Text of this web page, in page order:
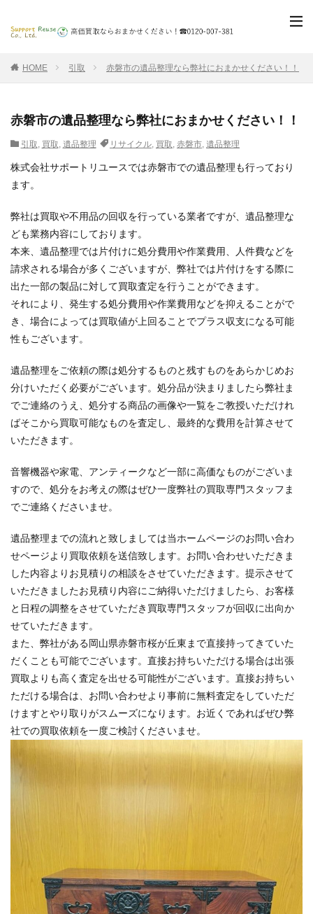
HOME 引取 赤磐市の遺品整理なら弊社におまかせください！！
赤磐市の遺品整理なら弊社におまかせください！！
引取, 買取, 遺品整理 リサイクル, 買取, 赤磐市, 遺品整理
株式会社サポートリユースでは赤磐市での遺品整理も行っており
ます。
弊社は買取や不用品の回収を行っている業者ですが、遺品整理な
ども業務内容にしております。
本来、遺品整理では片付けに処分費用や作業費用、人件費などを
請求される場合が多くございますが、弊社では片付けをする際に
出た一部の製品に対して買取査定を行うことができます。
それにより、発生する処分費用や作業費用などを抑えることがで
き、場合によっては買取値が上回ることでプラス収支になる可能
性もございます。
遺品整理をご依頼の際は処分するものと残すものをあらかじめお
分けいただく必要がございます。処分品が決まりましたら弊社ま
でご連絡のうえ、処分する商品の画像や一覧をご教授いただけれ
ばそこから買取可能なものを査定し、最終的な費用を計算させて
いただきます。
音響機器や家電、アンティークなど一部に高価なものがございま
すので、処分をお考えの際はぜひ一度弊社の買取専門スタッフま
でご連絡くださいませ。
遺品整理までの流れと致しましては当ホームページのお問い合わ
せページより買取依頼を送信致します。お問い合わせいただきま
した内容よりお見積りの相談をさせていただきます。提示させて
いただきましたお見積り内容にご納得いただけましたら、お客様
と日程の調整をさせていただき買取専門スタッフが回収に出向か
せていただきます。
また、弊社がある岡山県赤磐市桜が丘東まで直接持ってきていた
だくことも可能でございます。直接お持ちいただける場合は出張
買取よりも高く査定を出せる可能性がございます。直接お持ちい
ただける場合は、お問い合わせより事前に無料査定をしていただ
けますとやり取りがスムーズになります。お近くであればぜひ弊
社での買取依頼を一度ご検討くださいませ。